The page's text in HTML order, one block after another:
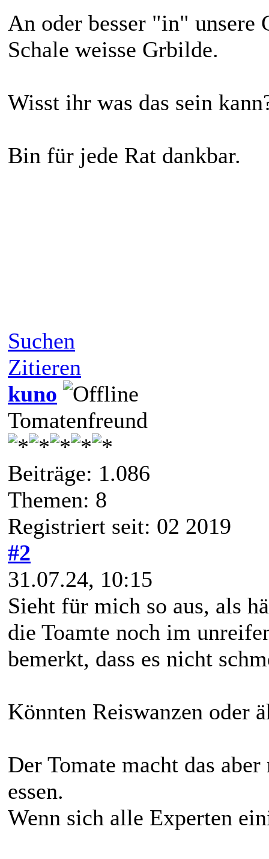
An oder besser "in" unsere
Schale weisse Grbilde.
Wisst ihr was das sein
Bin für jede Rat dankbar.
Suchen
Zitieren
kuno
Tomatenfreund
Beiträge: 1.086
Themen: 8
Registriert seit: 02 2019
#2
31.07.24, 10:15
Sieht für mich so aus, als
die Toamte noch im
bemerkt, dass es nicht
Könnten Reiswanzen oder
Der Tomate macht das
essen.
Wenn sich alle Experten